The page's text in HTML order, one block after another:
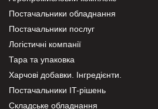
Постачальники обладнання
Постачальники послуг
Логістичні компанії
Тара та упаковка
Харчові добавки. Інгредієнти.
Постачальники IT-рішень
Складське обладнання